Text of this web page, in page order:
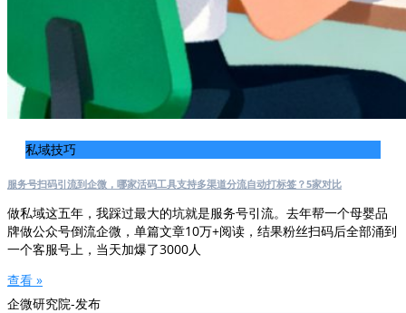
私域技巧
服务号扫码引流到企微，哪家活码工具支持多渠道分流自动打标签？5家对比
做私域这五年，我踩过最大的坑就是服务号引流。去年帮一个母婴品
牌做公众号倒流企微，单篇文章10万+阅读，结果粉丝扫码后全部涌到
一个客服号上，当天加爆了3000人
查看 »
企微研究院-发布